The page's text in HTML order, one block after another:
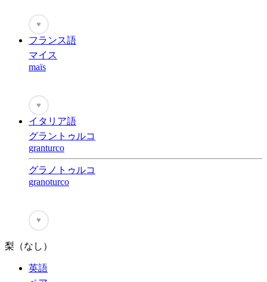
♥
フランス語
マイス
maïs
♥
イタリア語
グラントゥルコ
granturco
グラノトゥルコ
granoturco
♥
梨（なし）
英語